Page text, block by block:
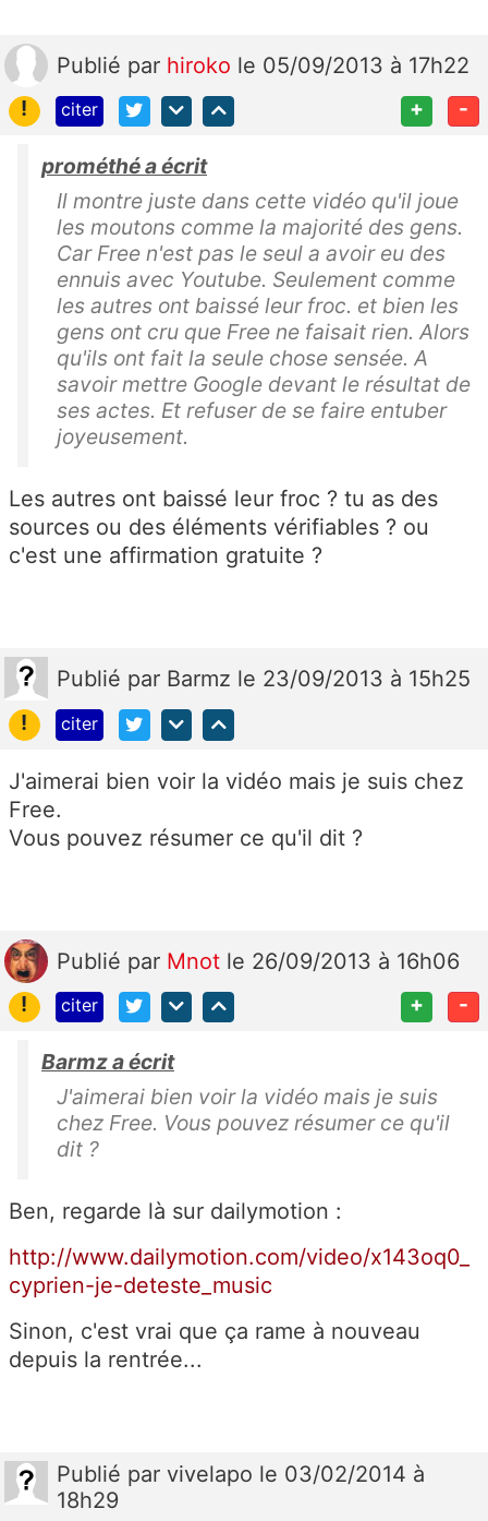
Publié par hiroko le 05/09/2013 à 17h22
!
citer + -
prométhé a écrit
Il montre juste dans cette vidéo qu'il joue
les moutons comme la majorité des gens.
Car Free n'est pas le seul a avoir eu des
ennuis avec Youtube. Seulement comme
les autres ont baissé leur froc. et bien les
gens ont cru que Free ne faisait rien. Alors
qu'ils ont fait la seule chose sensée. A
savoir mettre Google devant le résultat de
ses actes. Et refuser de se faire entuber
joyeusement.
Les autres ont baissé leur froc ? tu as des
sources ou des éléments vérifiables ? ou
c'est une affirmation gratuite ?
Publié par Barmz le 23/09/2013 à 15h25
!
citer
J'aimerai bien voir la vidéo mais je suis chez
Free.
Vous pouvez résumer ce qu'il dit ?
Publié par Mnot le 26/09/2013 à 16h06
!
citer + -
Barmz a écrit
J'aimerai bien voir la vidéo mais je suis
chez Free. Vous pouvez résumer ce qu'il
dit ?
Ben, regarde là sur dailymotion :
http://www.dailymotion.com/video/x143oq0_
cyprien-je-deteste_music
Sinon, c'est vrai que ça rame à nouveau
depuis la rentrée...
Publié par vivelapo le 03/02/2014 à
18h29